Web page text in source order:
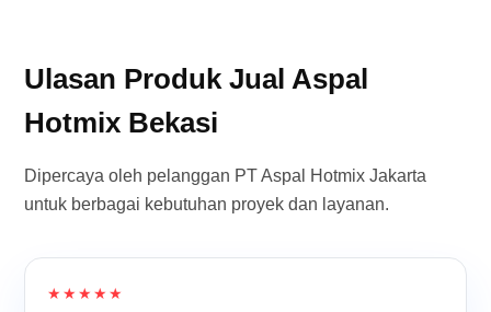
Ulasan Produk Jual Aspal
Hotmix Bekasi
Dipercaya oleh pelanggan PT Aspal Hotmix Jakarta
untuk berbagai kebutuhan proyek dan layanan.
★★★★★